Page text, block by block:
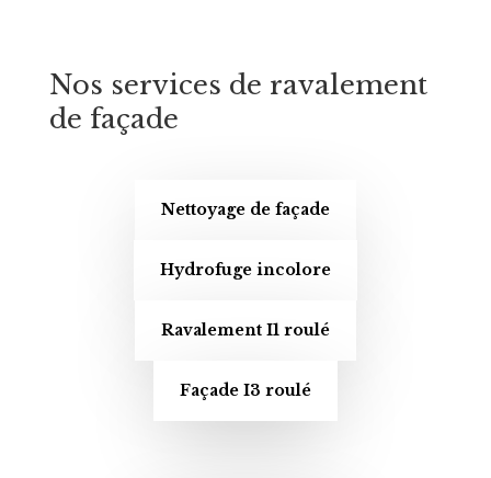
Nos services de ravalement
de façade
Nettoyage de façade
Hydrofuge incolore
Ravalement I1 roulé
Façade I3 roulé